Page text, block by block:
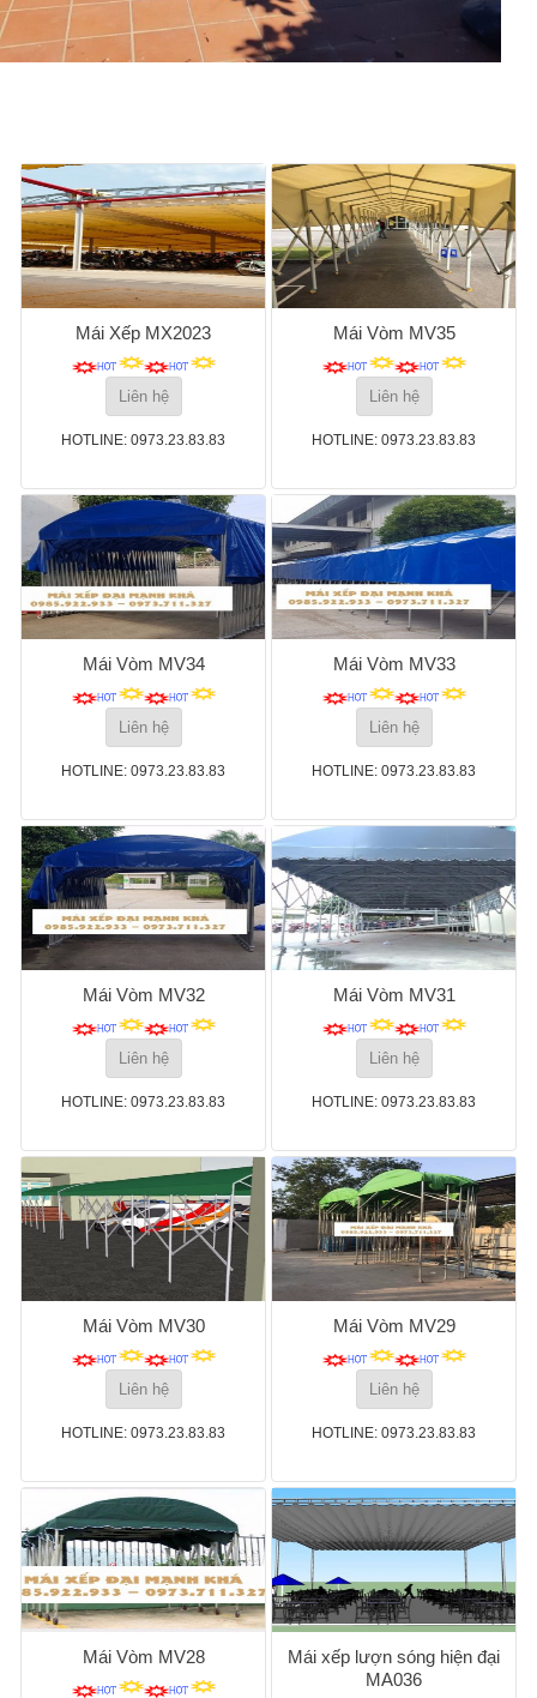
Mái Xếp MX2023
Liên hệ
HOTLINE: 0973.23.83.83
Mái Vòm MV35
Liên hệ
HOTLINE: 0973.23.83.83
Mái Vòm MV34
Liên hệ
HOTLINE: 0973.23.83.83
Mái Vòm MV33
Liên hệ
HOTLINE: 0973.23.83.83
Mái Vòm MV32
Liên hệ
HOTLINE: 0973.23.83.83
Mái Vòm MV31
Liên hệ
HOTLINE: 0973.23.83.83
Mái Vòm MV30
Liên hệ
HOTLINE: 0973.23.83.83
Mái Vòm MV29
Liên hệ
HOTLINE: 0973.23.83.83
Mái Vòm MV28
Mái xếp lượn sóng hiện đại
MA036